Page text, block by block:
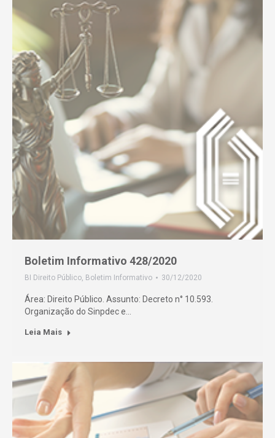
Boletim Informativo 428/2020
BI Direito Público, Boletim Informativo 30/12/2020
Área: Direito Público. Assunto: Decreto n° 10.593.
Organização do Sinpdec e…
Leia Mais